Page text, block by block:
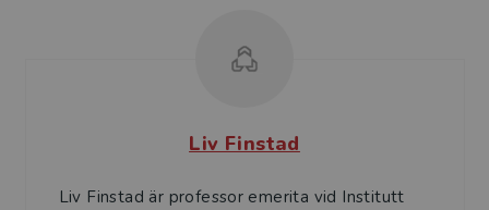
Liv Finstad
Liv Finstad är professor emerita vid Institutt